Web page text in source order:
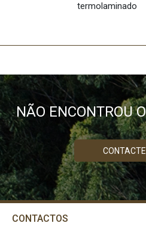
termolaminado
NÃO ENCONTROU
CONTACTOS